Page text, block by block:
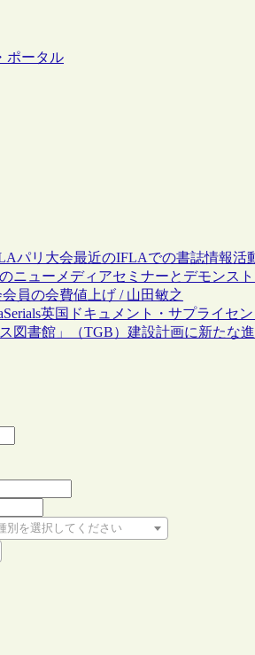
ポータル
パリ大会最近のIFLAでの書誌情報活
ニューメディアセミナーとデモンス
員の会費値上げ / 山田敏之
英国ドキュメント・サプライ
図書館」（TGB）建設計画に新たな
別を選択してください
てください